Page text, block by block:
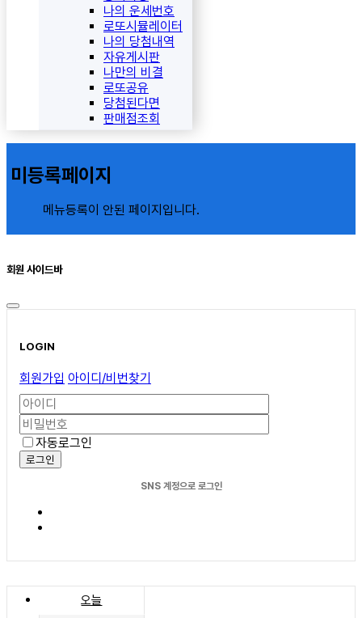
나의 운세번호
로또시뮬레이터
나의 당첨내역
자유게시판
나만의 비결
로또공유
당첨된다면
판매점조회
미등록페이지
메뉴등록이 안된 페이지입니다.
회원 사이드바
LOGIN
회원가입 아이디/비번찾기
자동로그인
로그인
SNS 계정으로 로그인
오늘